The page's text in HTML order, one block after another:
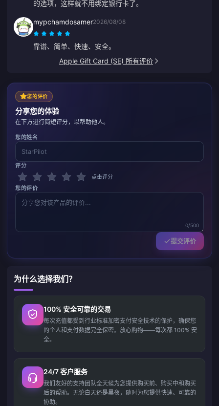
的选项，这样就不用绑定银行卡了。
mypchamdosamer2026/08/08
靠谱、简单、快速、安全。
Apple Gift Card (SE) 所有评价
您的评价
分享您的体验
在下方进行简短评分，以帮助他人。
您的姓名
评分
点击评分
您的评价
0/500
提交评价
为什么选择我们？
100% 安全可靠的交易
每次充值都受到行业标准加密支付安全技术的保护，确保您
的个人和支付数据完全保密。放心购物——每次都 100% 安
全。
24/7 客户服务
我们友好的支持团队全天候为您提供购买前、购买中和购买
后的帮助。无论白天还是黑夜，随时为您提供快速、可靠的
协助。